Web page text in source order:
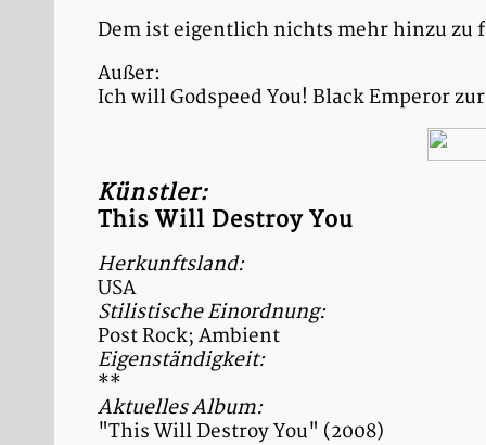
Dem ist eigentlich nichts mehr hinzu zu
Außer:
Ich will Godspeed You! Black Emperor
Künstler:
This Will Destroy You
Herkunftsland:
USA
Stilistische Einordnung:
Post Rock; Ambient
Eigenständigkeit:
**
Aktuelles Album:
"This Will Destroy You" (2008)